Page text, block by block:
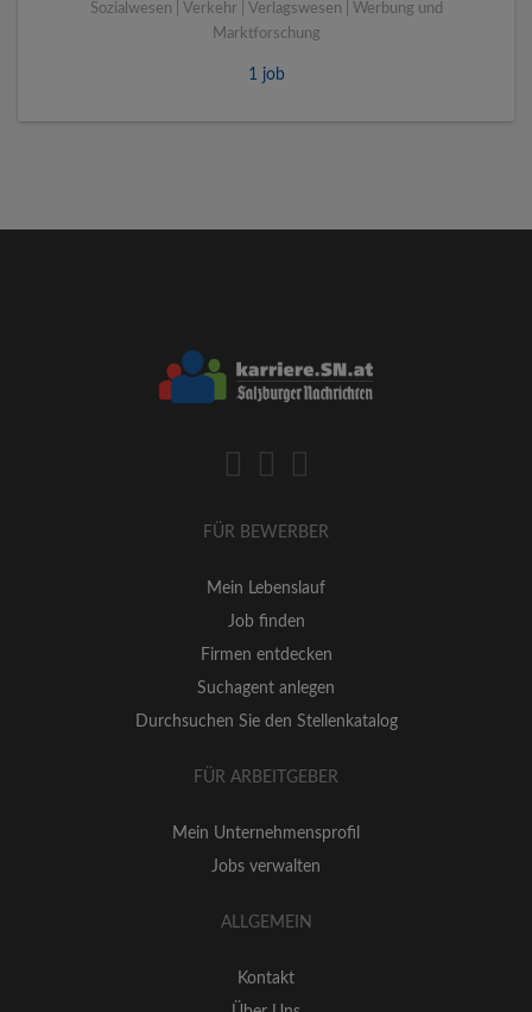
Sozialwesen | Verkehr | Verlagswesen | Werbung und
Marktforschung
1 job
FÜR BEWERBER
Mein Lebenslauf
Job finden
Firmen entdecken
Suchagent anlegen
Durchsuchen Sie den Stellenkatalog
FÜR ARBEITGEBER
Mein Unternehmensprofil
Jobs verwalten
ALLGEMEIN
Kontakt